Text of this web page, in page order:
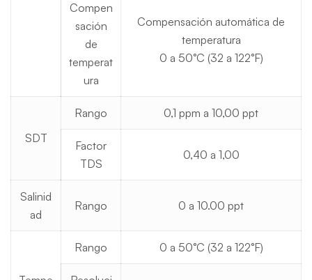
Compen
sación
de
temperat
ura
Compensación automática de
temperatura
0 a 50°C (32 a 122°F)
SDT
Rango 0,1 ppm a 10,00 ppt
Factor
TDS
0,40 a 1,00
Salinid
ad
Rango 0 a 10.00 ppt
Rango 0 a 50°C (32 a 122°F)